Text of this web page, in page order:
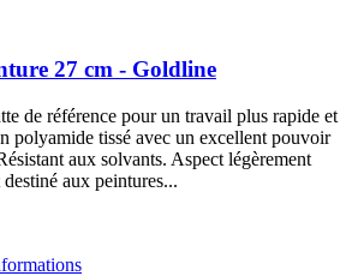
27 cm - Goldline
de référence pour un travail plus rapide et
tissé avec un excellent pouvoir
aux solvants. Aspect légèrement
aux peintures...